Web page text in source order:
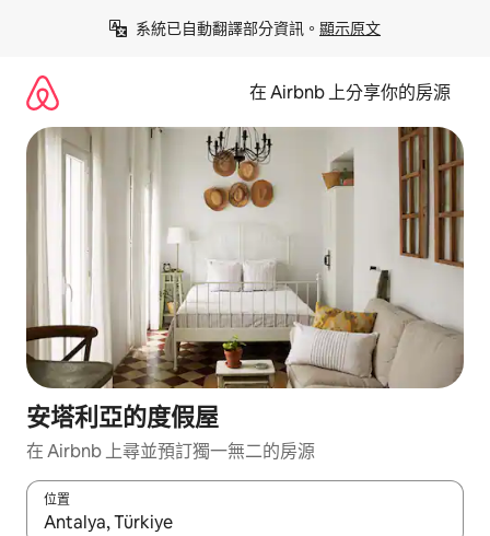
系統已自動翻譯部分資訊。 顯示原文
在 Airbnb 上分享你的房源
安塔利亞的度假屋
在 Airbnb 上尋並預訂獨一無二的房源
位置
如有搜尋結果，瀏覽內容時請使用上下箭頭，或輕點、滑動裝置。